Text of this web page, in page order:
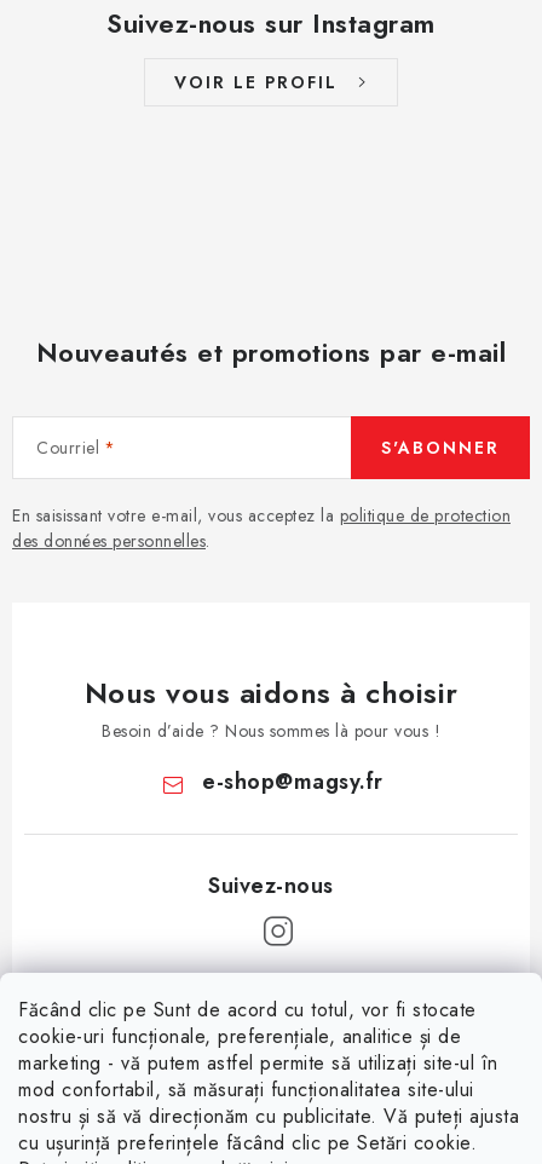
Făcând clic pe Sunt de acord cu totul, vor fi stocate
cookie-uri funcționale, preferențiale, analitice și de
marketing - vă putem astfel permite să utilizați site-ul în
mod confortabil, să măsurați funcționalitatea site-ului
nostru și să vă direcționăm cu publicitate. Vă puteți ajusta
cu ușurință preferințele făcând clic pe Setări cookie.
Suivez-nous sur Instagram
VOIR LE PROFIL
Nouveautés et promotions par e-mail
Courriel
En saisissant votre e-mail, vous acceptez la politique de protection
des données personnelles.
S'ABONNER
Nous vous aidons à choisir
Besoin d’aide ? Nous sommes là pour vous !
e-shop@magsy.fr
Informații pentru tine
À propos
Conditions de vente
Facebook